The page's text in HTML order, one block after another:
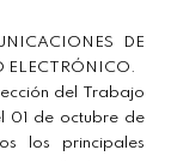
DE
ELECTRÓNICO.
del Trabajo
01 de octubre de
los principales